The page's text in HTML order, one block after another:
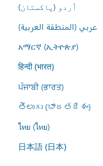
اُردو (پاکستان)
عربي (المنطقة العربية)
አማርኛ (ኢትዮጵያ)
हिन्दी (भारत)
ਪੰਜਾਬੀ (ਭਾਰਤ)
తెలుగు (భారతదేశం)
ไทย (ไทย)
日本語 (日本)